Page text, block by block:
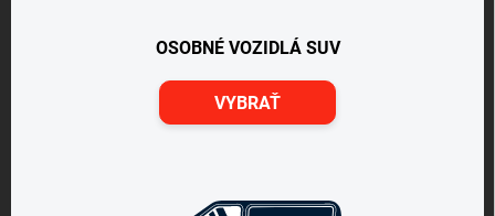
OSOBNÉ VOZIDLÁ SUV
VYBRAŤ